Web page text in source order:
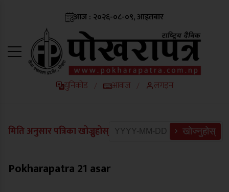
आज : २०२६-०८-०९, आइतबार
युनिकोड / आवाज / लगइन
मिति अनुसार पत्रिका खोज्नुहोस् खोज्नुहोस्
Pokharapatra 21 asar